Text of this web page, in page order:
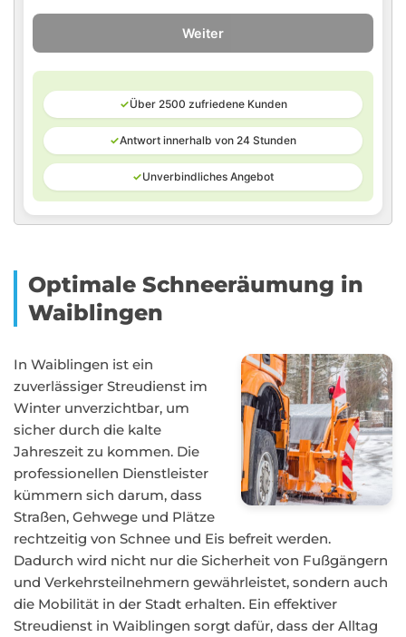
Weiter
✓Über 2500 zufriedene Kunden
✓Antwort innerhalb von 24 Stunden
✓Unverbindliches Angebot
Optimale Schneeräumung in
Waiblingen
In Waiblingen ist ein
zuverlässiger Streudienst im
Winter unverzichtbar, um
sicher durch die kalte
Jahreszeit zu kommen. Die
professionellen Dienstleister
kümmern sich darum, dass
Straßen, Gehwege und Plätze
rechtzeitig von Schnee und Eis befreit werden.
Dadurch wird nicht nur die Sicherheit von Fußgängern
und Verkehrsteilnehmern gewährleistet, sondern auch
die Mobilität in der Stadt erhalten. Ein effektiver
Streudienst in Waiblingen sorgt dafür, dass der Alltag